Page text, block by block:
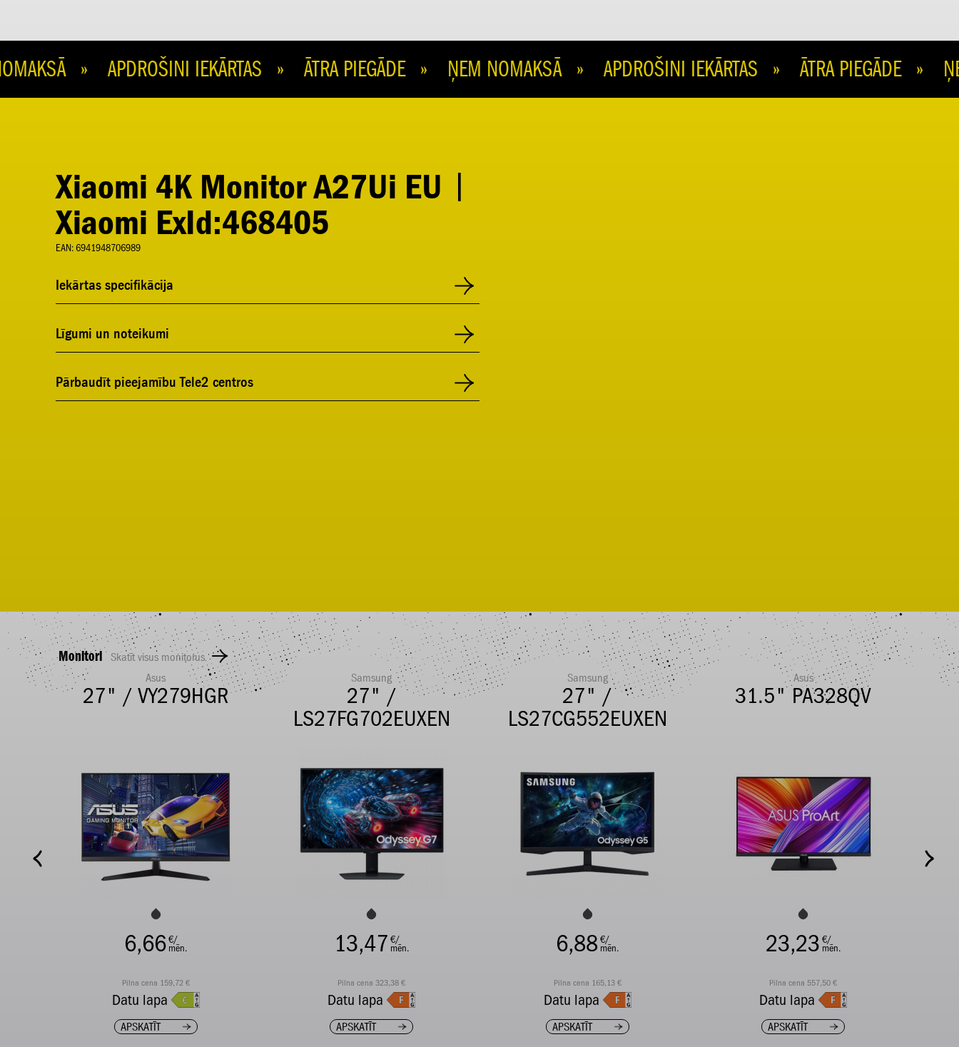
» APDROŠINI IEKĀRTAS » ĀTRA PIEGĀDE » ŅEM NOMAKSĀ » APDROŠINI IEKĀRTAS » ĀTRA PIEGĀDE »
Xiaomi 4K Monitor A27Ui EU |
Xiaomi ExId:468405
EAN: 6941948706989
Iekārtas specifikācija
Līgumi un noteikumi
Pārbaudīt pieejamību Tele2 centros
Monitori Skatīt visus monitorus
Asus
27" / VY279HGR
6,66€/
mēn.
Pilna cena 159,72 €
Datu lapa
APSKATĪT
Samsung
27" /
LS27FG702EUXEN
13,47 €/
mēn.
Pilna cena 323,38 €
Datu lapa
APSKATĪT
Samsung
27" /
LS27CG552EUXEN
6,88 €/
mēn.
Pilna cena 165,13 €
Datu lapa
APSKATĪT
Asus
31.5" PA328QV
23,23 €/
mēn.
Pilna cena 557,50 €
Datu lapa
APSKATĪT